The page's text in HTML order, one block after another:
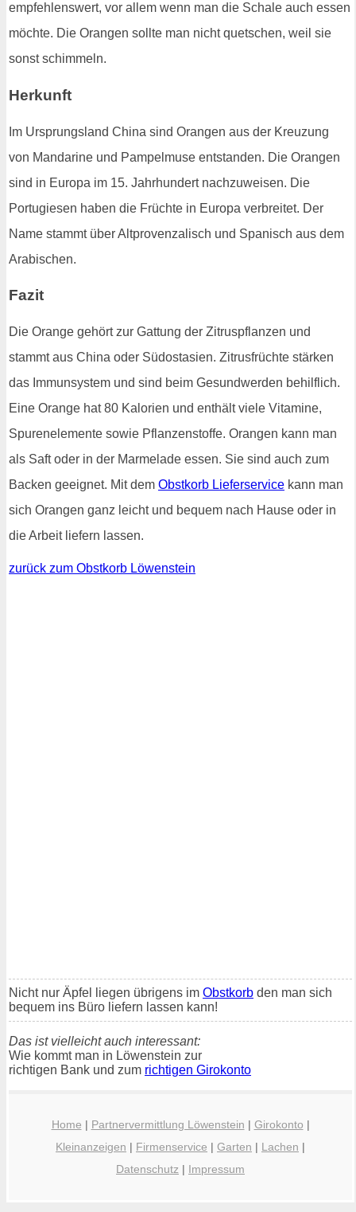
empfehlenswert, vor allem wenn man die Schale auch essen
möchte. Die Orangen sollte man nicht quetschen, weil sie
sonst schimmeln.
Herkunft
Im Ursprungsland China sind Orangen aus der Kreuzung
von Mandarine und Pampelmuse entstanden. Die Orangen
sind in Europa im 15. Jahrhundert nachzuweisen. Die
Portugiesen haben die Früchte in Europa verbreitet. Der
Name stammt über Altprovenzalisch und Spanisch aus dem
Arabischen.
Fazit
Die Orange gehört zur Gattung der Zitruspflanzen und
stammt aus China oder Südostasien. Zitrusfrüchte stärken
das Immunsystem und sind beim Gesundwerden behilflich.
Eine Orange hat 80 Kalorien und enthält viele Vitamine,
Spurenelemente sowie Pflanzenstoffe. Orangen kann man
als Saft oder in der Marmelade essen. Sie sind auch zum
Backen geeignet. Mit dem Obstkorb Lieferservice kann man
sich Orangen ganz leicht und bequem nach Hause oder in
die Arbeit liefern lassen.
zurück zum Obstkorb Löwenstein
Nicht nur Äpfel liegen übrigens im Obstkorb den man sich
bequem ins Büro liefern lassen kann!
Das ist vielleicht auch interessant:
Wie kommt man in Löwenstein zur
richtigen Bank und zum richtigen Girokonto
Home | Partnervermittlung Löwenstein | Girokonto |
Kleinanzeigen | Firmenservice | Garten | Lachen |
Datenschutz | Impressum